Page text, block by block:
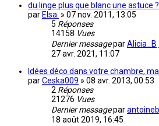
du linge plus que blanc une astuce
par Elsa. » 07 nov. 2011, 13:05
5 Réponses
14158 Vues
Dernier messageparAlicia_B
27 avr. 2021, 11:07
Idées déco dans votre chambre,
parCeska009 » 08 avr. 2013, 00:53
2 Réponses
21276 Vues
Dernier messagepar
18 août 2019, 16:45